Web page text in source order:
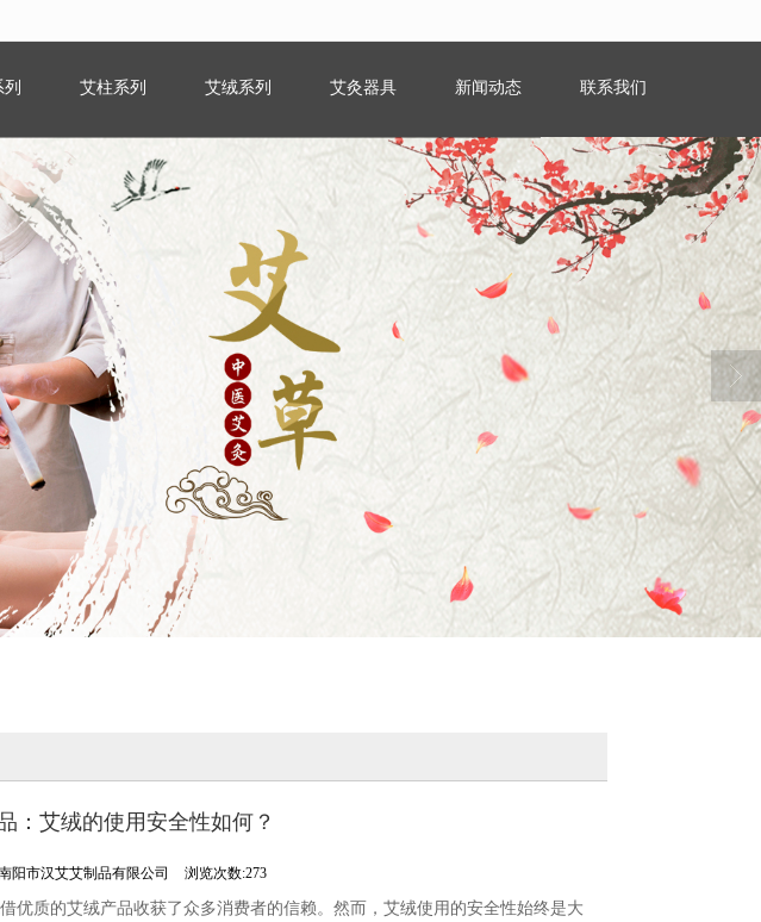
艾柱系列 艾绒系列 艾灸器具 新闻动态 联系我们
：艾绒的使用安全性如何？
阳市汉艾艾制品有限公司 浏览次数:273
优质的艾绒产品收获了众多消费者的信赖。然而，艾绒使用的安全性始终是大